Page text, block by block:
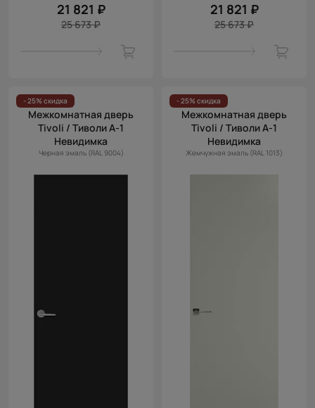
21 821 ₽
25 673 ₽
21 821 ₽
25 673 ₽
- 25% скидка
Межкомнатная дверь
Tivoli / Тиволи А-1
Невидимка
Черная эмаль (RAL 9004)
- 25% скидка
Межкомнатная дверь
Tivoli / Тиволи А-1
Невидимка
Жемчужная эмаль (RAL 1013)